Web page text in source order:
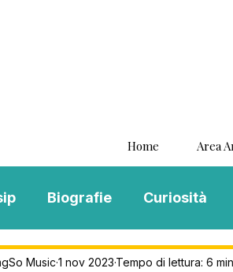
Home Area
Biografie Curiosità
Music MENTAL
Music 1 nov 2023 Tempo di lettura: 6 min